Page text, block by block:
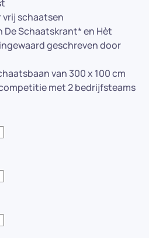
vrij schaatsen
De Schaatskrant* en Hèt
geschreven door
van 300 x 100 cm
met 2 bedrijfsteams